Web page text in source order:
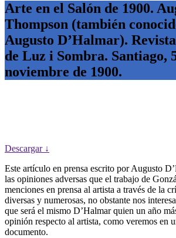
Arte en el Salón de 1900.
Thompson (también
Augusto D’Halmar).
de Luz i Sombra. Santiago,
noviembre de 1900.
Descargar ↓
Este artículo en prensa escrito por Augusto
las opiniones adversas que el trabajo de
menciones en prensa al artista a través de la
diversas y numerosas, no obstante nos
que será el mismo D’Halmar quien un año
opinión respecto al artista, como veremos en
documento.